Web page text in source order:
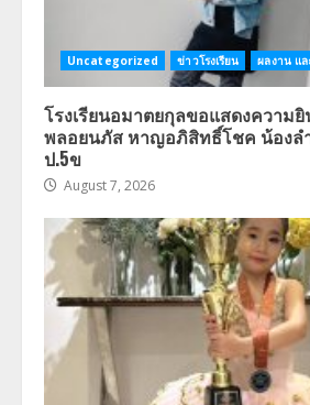
Uncategorized ข่าวโรงเรียน ผลงาน แ
โรงเรียนอมาตยกุลขอแสดงความ
พลอยนภัส หาญอภิสิทธิ์โชค น้องล
ป.5ข
August 7, 2026